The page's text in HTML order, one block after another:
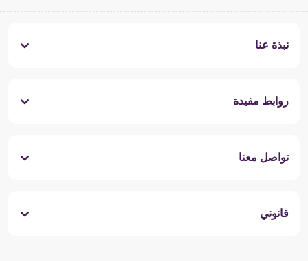
نبذة عنا
روابط مفيدة
تواصل معنا
قانوني